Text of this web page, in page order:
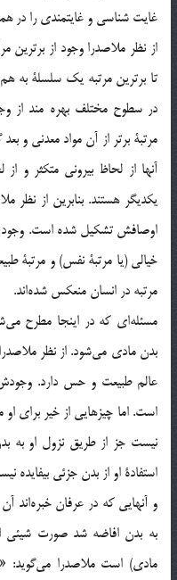
غايت شناسی و غايتمندی را در
از نظر ملاصدرا وجود از برترين
تا برترين مرتبه يک سلسلة به
در سطوح مختلف بهره مند از
مرتبة برتر از آن مواد معدنی و
آنها از لحاظ بيرونی متکثر و
يکديگر هستند. بنابرين از
اوصافش تشکيل شده است. وجود
خيالی (يا مرتبة نفس) و مرتبة
مرتبه در انسان منعکس شده‌اند.
مسئله‌اي که در اينجا مطرح
بدن مادی مي‌شود. از نظر
عالم طبيعت و حس دارد.
است. اما چيزهايی از خير برای
نيست جز از طريق نزول او به
استفادة او از بدن جزئی
به بدن افاضه شد صورت شيئی
مادی) است ملاصدرا مي‌گويد: